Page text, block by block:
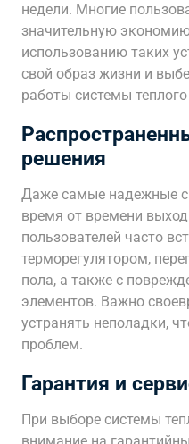
недели. Многие
значительную
использованию таких
свой образ жизни и
работы системы
решения
Даже самые надежные
время от времени
пользователей часто
терморегулятором,
пола, а также с
элементов. Важно
устранять неполадки,
проблем.
Гарантия и
При выборе системы